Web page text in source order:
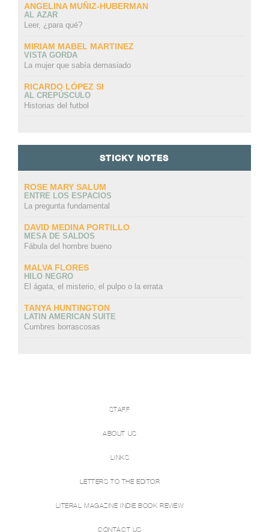
ANGELINA MUÑIZ-HUBERMAN
AL AZAR
Leer, ¿para qué?
MIRIAM MABEL MARTINEZ
VISTA GORDA
La mujer que sabía demasiado
RICARDO LÓPEZ SI
AL CREPÚSCULO
Historias del futbol
STICKY NOTES
ROSE MARY SALUM
ENTRE LOS ESPACIOS
La pregunta fundamental
DAVID MEDINA PORTILLO
MESA DE SALDOS
Fábula del hombre bueno
MALVA FLORES
HILO NEGRO
El ágata, el misterio, el pulpo o la errata
TANYA HUNTINGTON
LATIN AMERICAN SUITE
Cumbres borrascosas
STAFF
ABOUT US
LINKS
LETTERS TO THE EDITOR
LITERAL MAGAZINE INDIE BOOK REVIEW
CONTACT US